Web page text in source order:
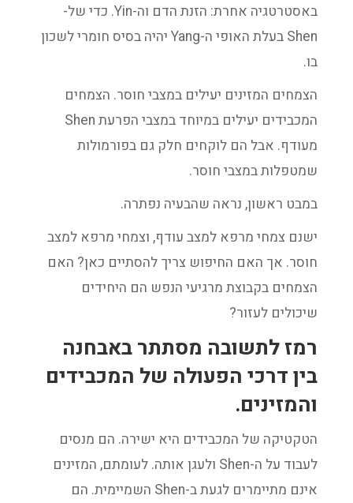
באסטרטגיה אחרת: הזנת הדם וה-Yin. כדי של-
Shen בעלת האופי ה-Yang יהיה בסיס חומרי לשכון
בו.
הצמחים המזינים יעילים במצבי חוסר. הצמחים
המכבידים יעילים במיוחד במצבי הפרעת Shen
מעודף. אבל הם לוקחים חלק גם בפורמולות
שמטפלות במצבי חוסר.
במבט ראשון, נראה שהבעיה נפתרה.
ישנם צמחי מרפא למצב עודף, וצמחי מרפא למצב
חוסר. אך האם החיפוש צריך להסתיים כאן? האם
הצמחים בקבוצת מרגיעי הנפש הם היחידים
שיכולים לעזור?
רמז לתשובה מסתתר באבחנה
בין דרכי הפעולה של המכבידים
והמזינים.
הטקטיקה של המכבידים היא ישירה. הם מנסים
לעבוד על ה-Shen ולעגן אותה. לעומתם, המזינים
אינם מתיימרים לגעת ב-Shen השמיימית. הם